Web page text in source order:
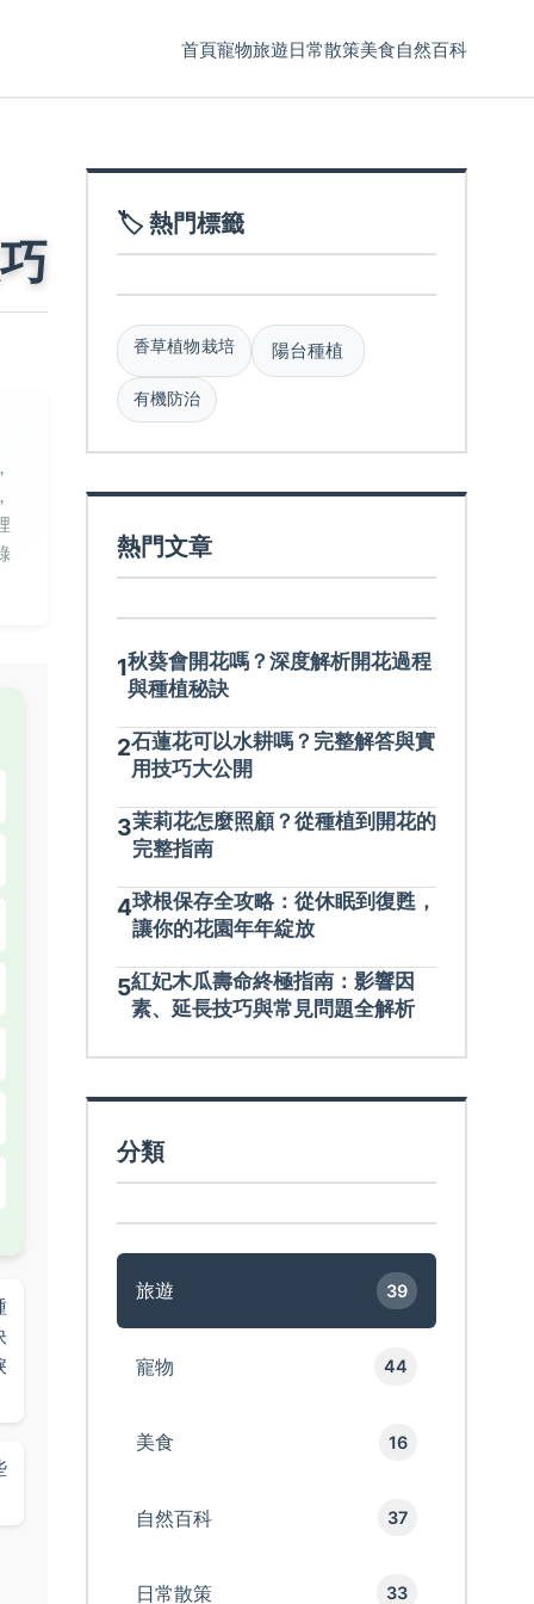
首頁寵物旅遊日常散策美食自然百科
🏷️ 熱門標籤
香草植物栽培 陽台種植
有機防治
熱門文章
1秋葵會開花嗎？深度解析開花過程
與種植秘訣
2石蓮花可以水耕嗎？完整解答與實
用技巧大公開
3茉莉花怎麼照顧？從種植到開花的
完整指南
4球根保存全攻略：從休眠到復甦，
讓你的花園年年綻放
5紅妃木瓜壽命終極指南：影響因
素、延長技巧與常見問題全解析
分類
旅遊 39
寵物 44
美食 16
自然百科 37
日常散策 33